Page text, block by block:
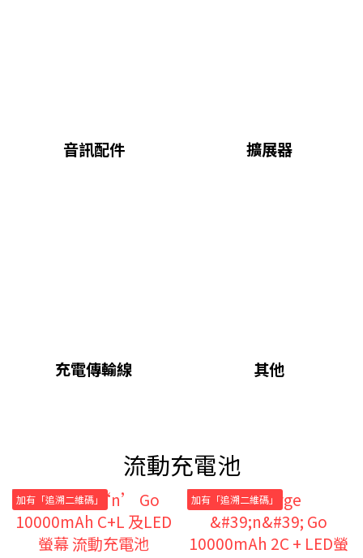
音訊配件 擴展器
充電傳輸線 其他
流動充電池
加有「追溯二維碼」 加有「追溯二維碼」